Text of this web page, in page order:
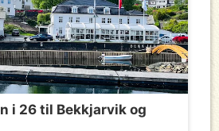
i 26 til Bekkjarvik og